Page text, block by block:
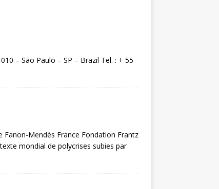
– São Paulo – SP – Brazil Tel. : + 55
Mendès France Fondation Frantz
mondial de polycrises subies par